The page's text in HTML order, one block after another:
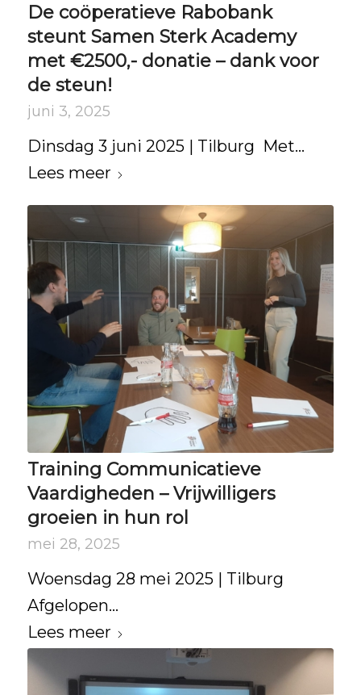
De coöperatieve Rabobank
steunt Samen Sterk Academy
met €2500,- donatie – dank voor
de steun!
juni 3, 2025
Dinsdag 3 juni 2025 | Tilburg Met…
Lees meer
Training Communicatieve
Vaardigheden – Vrijwilligers
groeien in hun rol
mei 28, 2025
Woensdag 28 mei 2025 | Tilburg
Afgelopen…
Lees meer